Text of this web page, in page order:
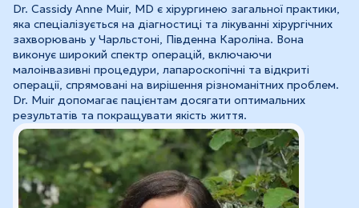
Dr. Cassidy Anne Muir, MD є хірургинею загальної практики,
яка спеціалізується на діагностиці та лікуванні хірургічних
захворювань у Чарльстоні, Південна Кароліна. Вона
виконує широкий спектр операцій, включаючи
малоінвазивні процедури, лапароскопічні та відкриті
операції, спрямовані на вирішення різноманітних проблем.
Dr. Muir допомагає пацієнтам досягати оптимальних
результатів та покращувати якість життя.